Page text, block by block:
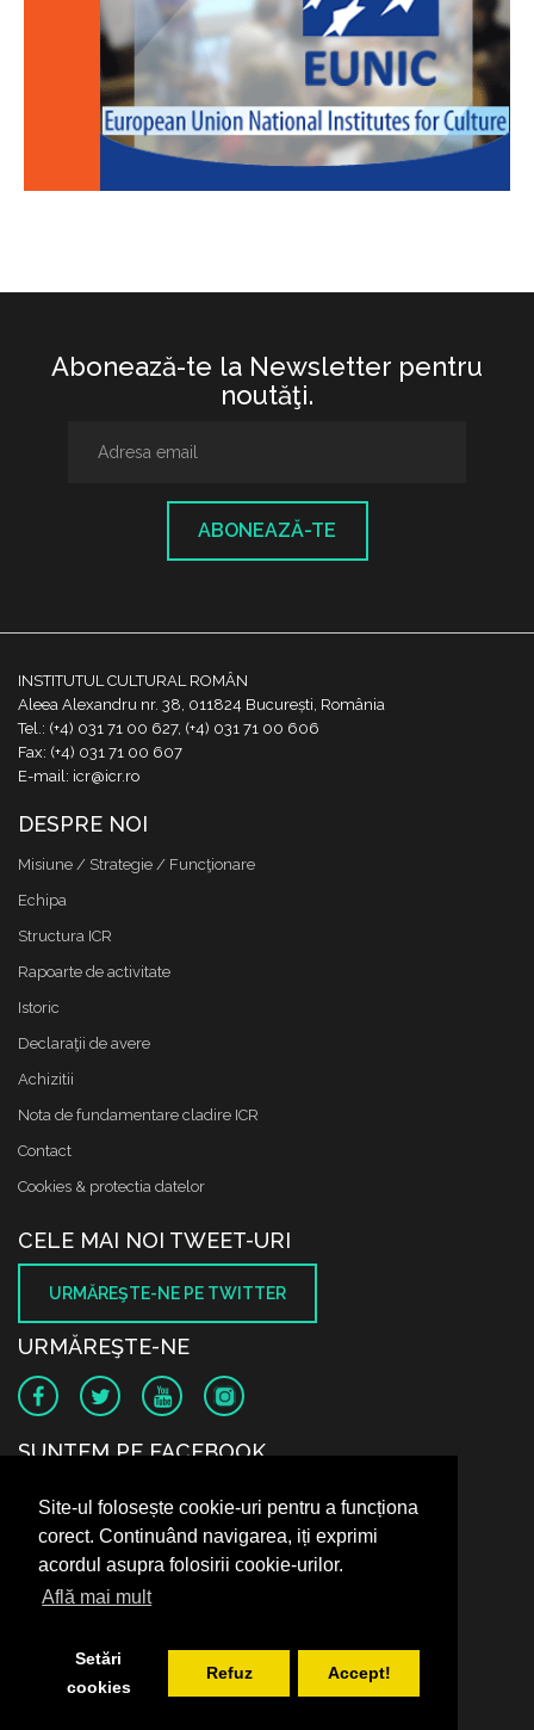
Site-ul folosește cookie-uri pentru a funcționa
corect. Continuând navigarea, iți exprimi
acordul asupra folosirii cookie-urilor.
Află mai mult
Setări
cookies
Refuz Accept!
Abonează-te la Newsletter pentru
noutăţi.
ABONEAZĂ-TE
INSTITUTUL CULTURAL ROMÂN
Aleea Alexandru nr. 38, 011824 București, România
Tel.: (+4) 031 71 00 627, (+4) 031 71 00 606
Fax: (+4) 031 71 00 607
E-mail: icr@icr.ro
DESPRE NOI
Misiune / Strategie / Funcţionare
Echipa
Structura ICR
Rapoarte de activitate
Istoric
Declaraţii de avere
Achizitii
Nota de fundamentare cladire ICR
Contact
Cookies & protectia datelor
CELE MAI NOI TWEET-URI
URMĂREŞTE-NE PE TWITTER
URMĂREŞTE-NE
SUNTEM PE FACEBOOK